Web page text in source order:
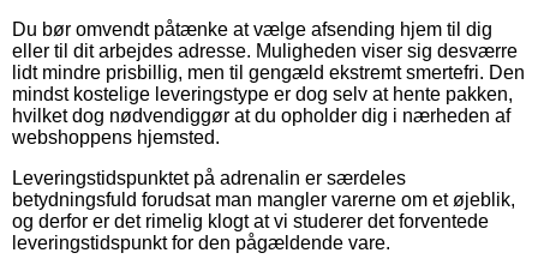
Du bør omvendt påtænke at vælge afsending hjem til dig
eller til dit arbejdes adresse. Muligheden viser sig desværre
lidt mindre prisbillig, men til gengæld ekstremt smertefri. Den
mindst kostelige leveringstype er dog selv at hente pakken,
hvilket dog nødvendiggør at du opholder dig i nærheden af
webshoppens hjemsted.
Leveringstidspunktet på adrenalin er særdeles
betydningsfuld forudsat man mangler varerne om et øjeblik,
og derfor er det rimelig klogt at vi studerer det forventede
leveringstidspunkt for den pågældende vare.